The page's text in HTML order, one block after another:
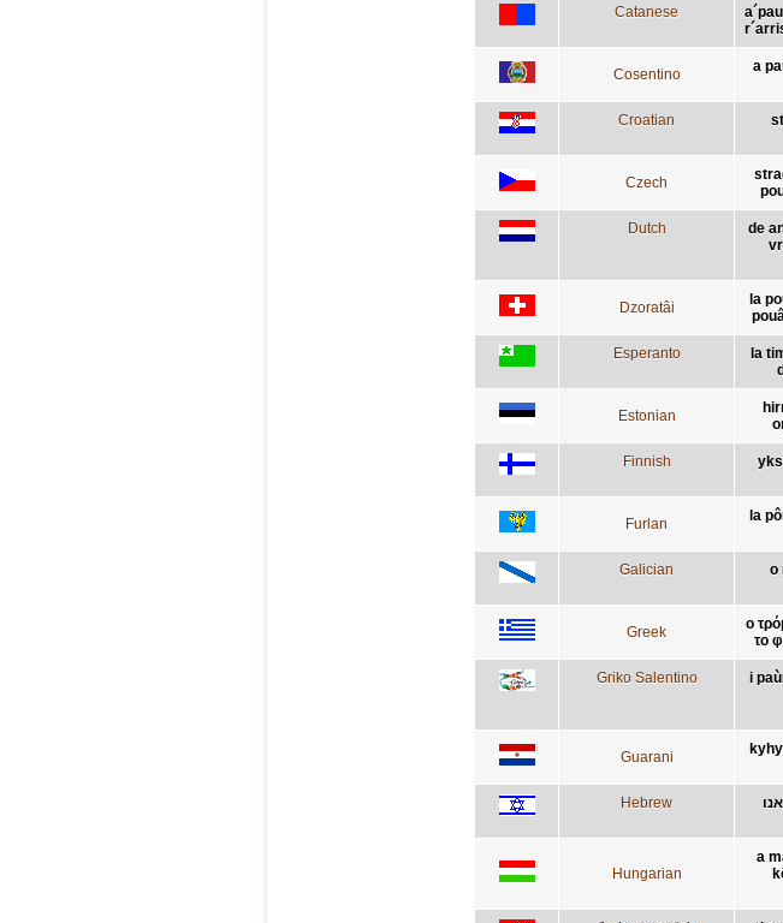
Catanese
Cosentino
a
Croatian
Czech
Dutch
de
Dzoratâi
la
Esperanto
la
Estonian
Finnish
Furlan
la
Galician
o
Greek
ο
το
Griko Salentino
i
Guarani
Hebrew
Hungarian
a